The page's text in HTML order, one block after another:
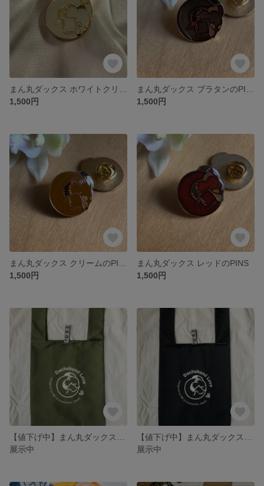
1,500円
1,500円
1,500円
まん丸ダックス レッドのPINS
1,500円
展示中
展示中